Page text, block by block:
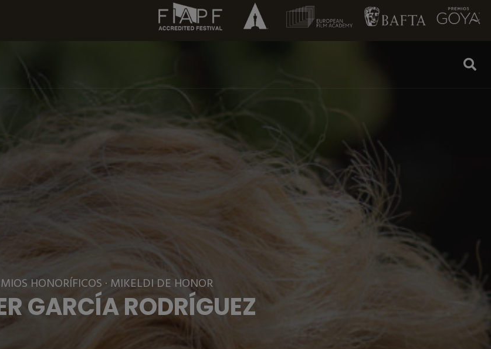
HONORÍFICOS · MIKELDI DE HONOR
GARCÍA RODRÍGUEZ